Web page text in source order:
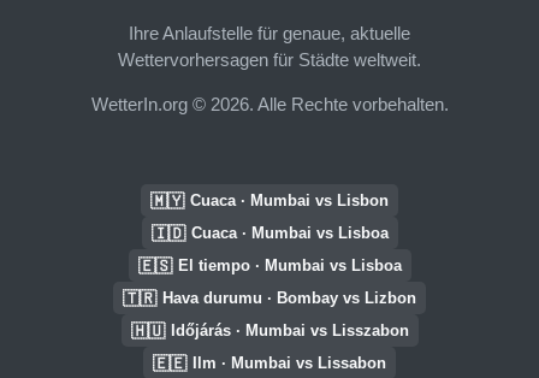
Ihre Anlaufstelle für genaue, aktuelle
Wettervorhersagen für Städte weltweit.
WetterIn.org © 2026. Alle Rechte vorbehalten.
🇲🇾 Cuaca · Mumbai vs Lisbon
🇮🇩 Cuaca · Mumbai vs Lisboa
🇪🇸 El tiempo · Mumbai vs Lisboa
🇹🇷 Hava durumu · Bombay vs Lizbon
🇭🇺 Időjárás · Mumbai vs Lisszabon
🇪🇪 Ilm · Mumbai vs Lissabon